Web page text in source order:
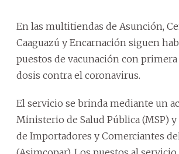
En las multitiendas de Asunción,
Caaguazú y Encarnación siguen
puestos de vacunación con
dosis contra el coronavirus.
El servicio se brinda mediante un
Ministerio de Salud Pública (MSP)
de Importadores y Comerciantes